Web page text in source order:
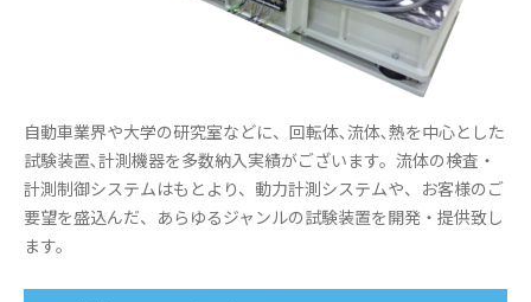
自動車業界や大学の研究室などに、回転体､流体､熱を中心とした
試験装置､計測機器を多数納入実績がございます。流体の検査・
計測制御システムはもとより、動力計測システムや、お客様のご
要望を盛込んだ、あらゆるジャンルの試験装置を開発・提供致し
ます。